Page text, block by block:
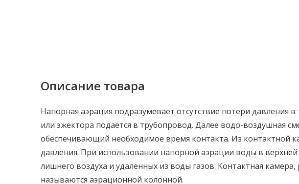
Описание товара
Напорная аэрация подразумевает отсутствие потери
или эжектора подается в трубопровод. Далее водо-воздушная
обеспечивающий необходимое время контакта. Из контактной
давления. При использовании напорной аэрации воды в
лишнего воздуха и удаленных из воды газов. Контактная
называются аэрационной колонной.